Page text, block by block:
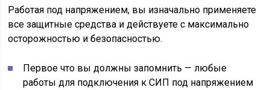
Работая под напряжением, вы изначально применяете
все защитные средства и действуете с максимально
осторожностью и безопасностью.
Первое что вы должны запомнить — любые
работы для подключения к СИП под напряжением